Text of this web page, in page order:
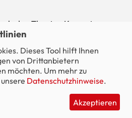
los! - Theater, Konzerte,
Freizeit, Party - alle
Dieses Tool hilft Ihnen
von Drittanbietern
möchten. Um mehr zu
Datenschutzhinweise.
Akzeptieren